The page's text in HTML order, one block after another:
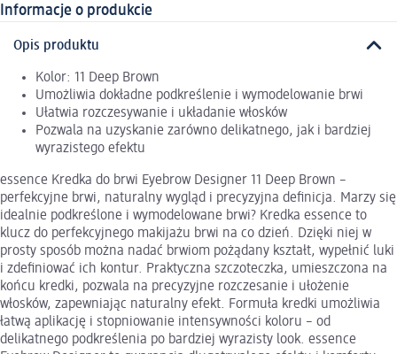
Informacje o produkcie
Opis produktu
Kolor: 11 Deep Brown
Umożliwia dokładne podkreślenie i wymodelowanie brwi
Ułatwia rozczesywanie i układanie włosków
Pozwala na uzyskanie zarówno delikatnego, jak i bardziej
wyrazistego efektu
essence Kredka do brwi Eyebrow Designer 11 Deep Brown –
perfekcyjne brwi, naturalny wygląd i precyzyjna definicja. Marzy się
idealnie podkreślone i wymodelowane brwi? Kredka essence to
klucz do perfekcyjnego makijażu brwi na co dzień. Dzięki niej w
prosty sposób można nadać brwiom pożądany kształt, wypełnić luki
i zdefiniować ich kontur. Praktyczna szczoteczka, umieszczona na
końcu kredki, pozwala na precyzyjne rozczesanie i ułożenie
włosków, zapewniając naturalny efekt. Formuła kredki umożliwia
łatwą aplikację i stopniowanie intensywności koloru – od
delikatnego podkreślenia po bardziej wyrazisty look. essence